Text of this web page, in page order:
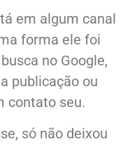
em algum canal
forma ele foi
no Google,
publicação ou
contato seu.
só não deixou